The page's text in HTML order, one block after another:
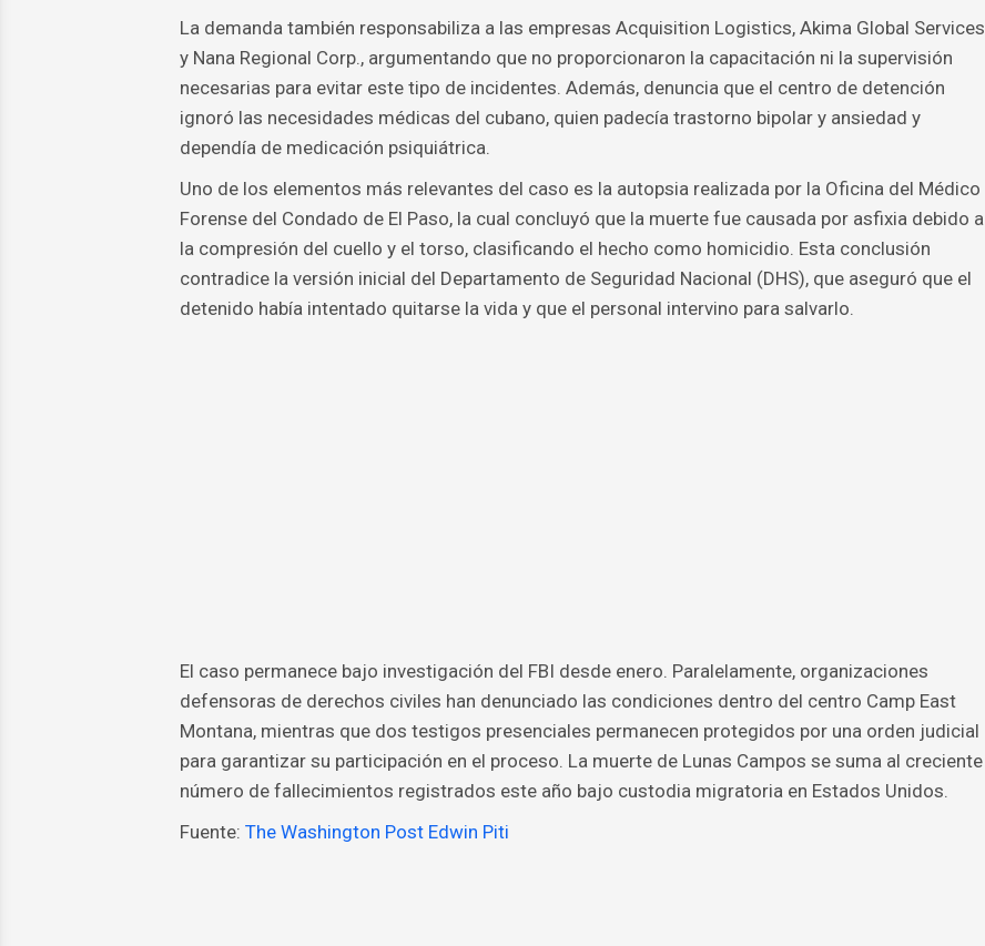
La demanda también responsabiliza a las empresas Acquisition Logistics, Akima Global Services
y Nana Regional Corp., argumentando que no proporcionaron la capacitación ni la supervisión
necesarias para evitar este tipo de incidentes. Además, denuncia que el centro de detención
ignoró las necesidades médicas del cubano, quien padecía trastorno bipolar y ansiedad y
dependía de medicación psiquiátrica.
Uno de los elementos más relevantes del caso es la autopsia realizada por la Oficina del Médico
Forense del Condado de El Paso, la cual concluyó que la muerte fue causada por asfixia debido a
la compresión del cuello y el torso, clasificando el hecho como homicidio. Esta conclusión
contradice la versión inicial del Departamento de Seguridad Nacional (DHS), que aseguró que el
detenido había intentado quitarse la vida y que el personal intervino para salvarlo.
El caso permanece bajo investigación del FBI desde enero. Paralelamente, organizaciones
defensoras de derechos civiles han denunciado las condiciones dentro del centro Camp East
Montana, mientras que dos testigos presenciales permanecen protegidos por una orden judicial
para garantizar su participación en el proceso. La muerte de Lunas Campos se suma al creciente
número de fallecimientos registrados este año bajo custodia migratoria en Estados Unidos.
Fuente: The Washington Post Edwin Piti